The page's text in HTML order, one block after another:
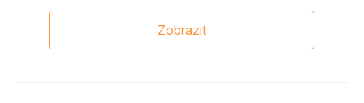
Zobrazit